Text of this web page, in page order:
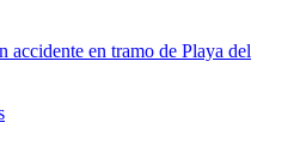
accidente en tramo de Playa del